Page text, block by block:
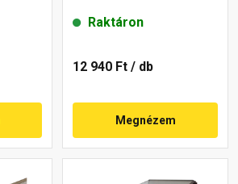
Raktáron
12 940 Ft / db
Megnézem